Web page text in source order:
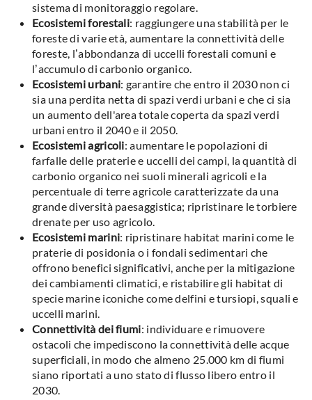
sistema di monitoraggio regolare.
Ecosistemi forestali: raggiungere una stabilità per le
foreste di varie età, aumentare la connettività delle
foreste, l’abbondanza di uccelli forestali comuni e
l’accumulo di carbonio organico.
Ecosistemi urbani: garantire che entro il 2030 non ci
sia una perdita netta di spazi verdi urbani e che ci sia
un aumento dell'area totale coperta da spazi verdi
urbani entro il 2040 e il 2050.
Ecosistemi agricoli: aumentare le popolazioni di
farfalle delle praterie e uccelli dei campi, la quantità di
carbonio organico nei suoli minerali agricoli e la
percentuale di terre agricole caratterizzate da una
grande diversità paesaggistica; ripristinare le torbiere
drenate per uso agricolo.
Ecosistemi marini: ripristinare habitat marini come le
praterie di posidonia o i fondali sedimentari che
offrono benefici significativi, anche per la mitigazione
dei cambiamenti climatici, e ristabilire gli habitat di
specie marine iconiche come delfini e tursiopi, squali e
uccelli marini.
Connettività dei fiumi: individuare e rimuovere
ostacoli che impediscono la connettività delle acque
superficiali, in modo che almeno 25.000 km di fiumi
siano riportati a uno stato di flusso libero entro il
2030.